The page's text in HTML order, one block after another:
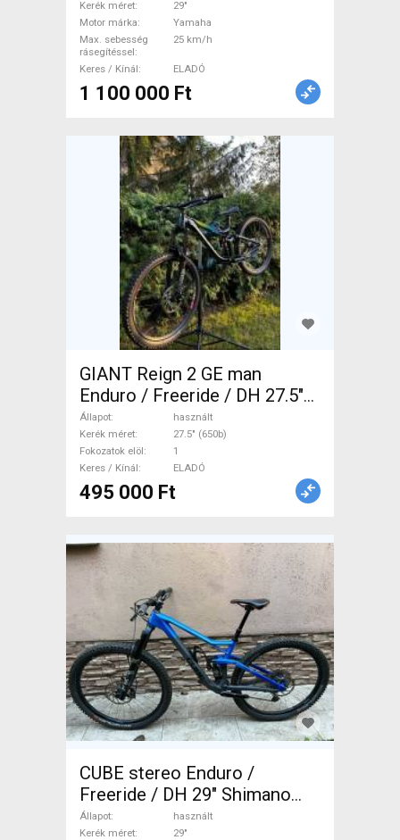
használt ELADÓ
Kerék méret
29"
Motor márka
Yamaha
Max. sebesség
rásegítéssel
25 km/h
Keres / Kínál ELADÓ
1 100 000 Ft
GIANT Reign 2 GE man
Enduro / Freeride / DH 27.5"
(650b) használt ELADÓ
Állapot
használt
Kerék méret
27.5" (650b)
Fokozatok elöl
1
Keres / Kínál
ELADÓ
495 000 Ft
CUBE stereo Enduro /
Freeride / DH 29" Shimano
Deore XT használt ELADÓ
Állapot
használt
Kerék méret
29"